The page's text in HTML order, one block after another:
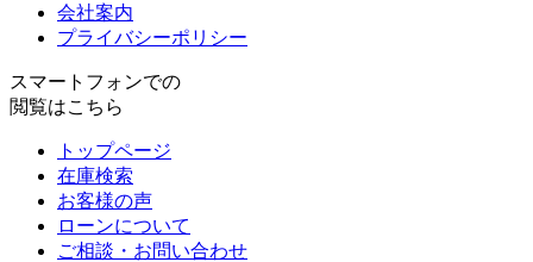
会社案内
プライバシーポリシー
スマートフォンでの
閲覧はこちら
トップページ
在庫検索
お客様の声
ローンについて
ご相談・お問い合わせ